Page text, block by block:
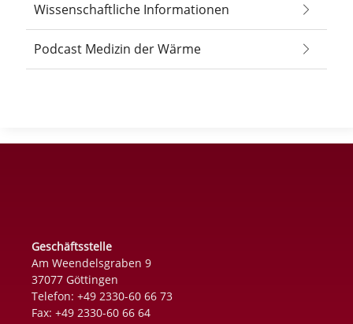
Wissenschaftliche Informationen
Podcast Medizin der Wärme
Geschäftsstelle
Am Weendelsgraben 9
37077 Göttingen
Telefon: +49 2330-60 66 73
Fax: +49 2330-60 66 64